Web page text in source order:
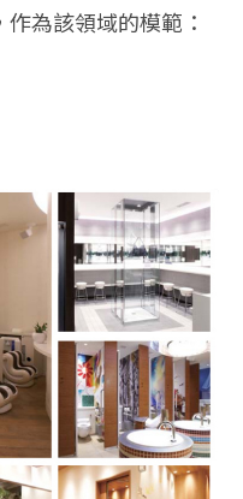
為該領域的模範：